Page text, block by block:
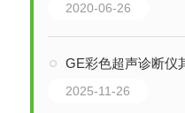
2020-06-26
GE彩色超声诊断仪其详细的
2025-11-26